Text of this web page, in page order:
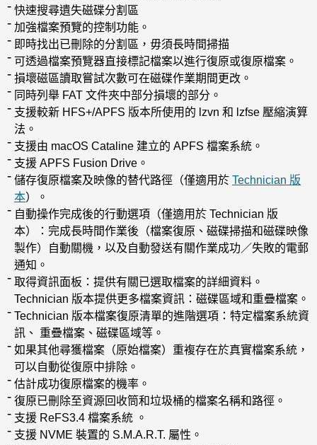
快速搜尋遺失磁碟分割區
加強檔案預覽的控制功能。
即時找出已刪除的分割區，毋須長時間掃描
可透過檔案預覽器直接標記檔案以進行復原或復原檔案。
損壞磁區讀取嘗試次數可在磁碟作業期間更改。
同時列舉 FAT 文件夾中部分損壞的部分。
支援較新 HFS+/APFS 版本所使用的 lzvn 和 lzfse 壓縮演算
法。
支援由 macOS Cataline 建立的 APFS 檔案系統。
支援 APFS Fusion Drive。
儲存復原檔案及映像的替代路徑（僅適用於 Technician 版
本）。
自動操作完成後的行動選項（僅適用於 Technician 版
本）：完成長時間作業後（檔案復原、磁碟掃描和磁碟映像
製作）自動關機，以及自動發送有關作業成功／失敗的電郵
通知。
取得資訊面板：提供有關已選取檔案的詳細資料。
Technician 版本提供更多檔案資訊：磁碟區域和重疊檔案。
Technician 版本檔案復原清單的進階選項：特定檔案系統資
訊、 重疊檔案、磁碟區域等。
如果其他尋獲檔案（原始檔案）重複存在於真實檔案系統，
可以自動從復原中排除。
估計成功復原檔案的機率。
復原已刪除至資源回收筒和垃圾桶的檔案名稱和路徑。
支援 ReFS3.4 檔案系統 。
支援 NVME 裝置的 S.M.A.R.T. 屬性。